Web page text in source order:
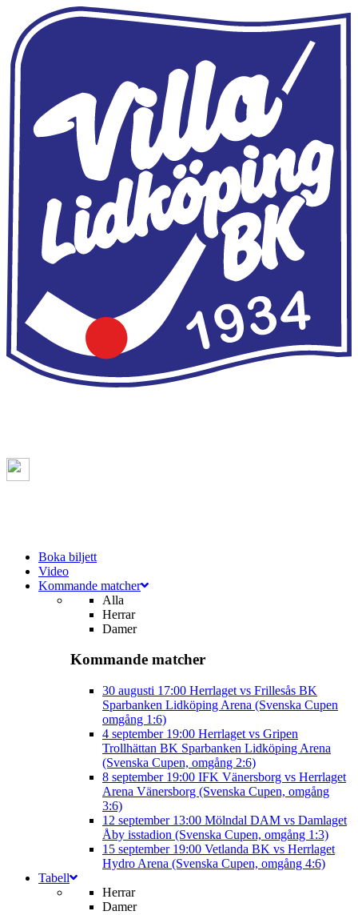
Boka biljett
Video
Kommande matcher
Alla
Herrar
Damer
Kommande matcher
30 augusti 17:00 Herrlaget vs Frillesås BK
Sparbanken Lidköping Arena (Svenska Cupen
omgång 1:6)
4 september 19:00 Herrlaget vs Gripen
Trollhättan BK Sparbanken Lidköping Arena
(Svenska Cupen, omgång 2:6)
8 september 19:00 IFK Vänersborg vs Herrlaget
Arena Vänersborg (Svenska Cupen, omgång
3:6)
12 september 13:00 Mölndal DAM vs Damlaget
Åby isstadion (Svenska Cupen, omgång 1:3)
15 september 19:00 Vetlanda BK vs Herrlaget
Hydro Arena (Svenska Cupen, omgång 4:6)
Tabell
Herrar
Damer